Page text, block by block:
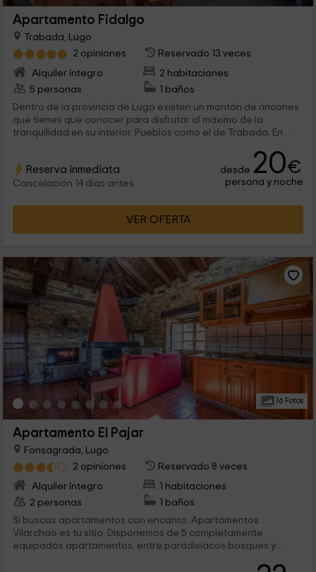
Apartamento Fidalgo
Trabada, Lugo
2 opiniones
Reservado 13 veces
Alquiler íntegro
2 habitaciones
5 personas
1 baños
Dentro de la provincia de Lugo existen un montón de rincones
que tienes que conocer para disfrutar al máximo de la
tranquilidad en su interior. Pueblos como el de Trabada. En
ha pensado para que lo disfrute hasta un máximo de 5
personas, y con todas las comodidades.
Reserva inmediata
Cancelación 14 días antes
desde 20€
persona y noche
VER OFERTA
16 Fotos
Apartamento El Pajar
Fonsagrada, Lugo
2 opiniones
Reservado 8 veces
Alquiler íntegro
1 habitaciones
2 personas
1 baños
Si buscas apartamentos con encanto, Apartamentos
Vilarchao es tu sitio. Disponemos de 5 completamente
equipados apartamentos, entre paradisíacos bosques y